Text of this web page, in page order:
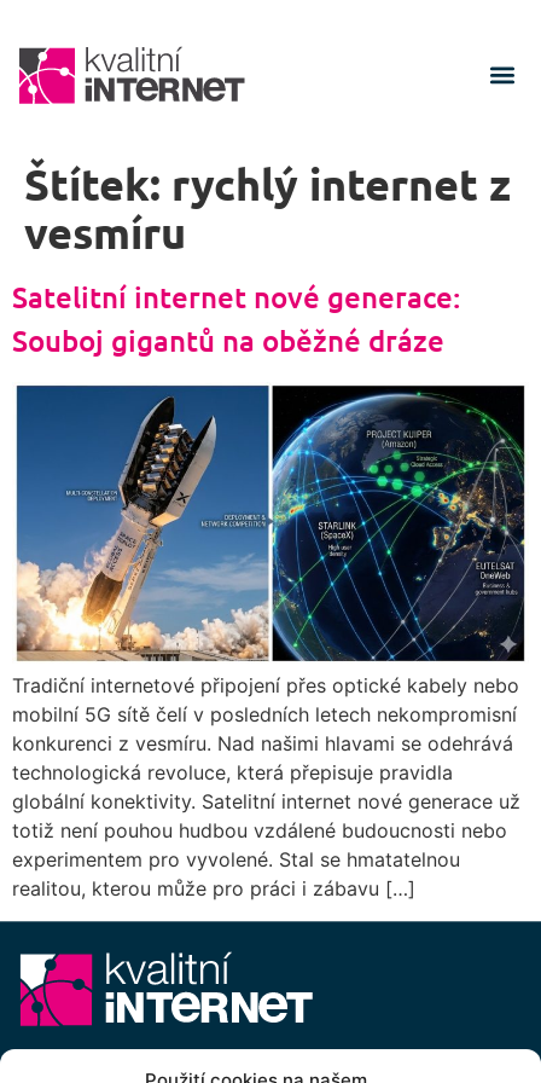
Štítek: rychlý internet z
vesmíru
Satelitní internet nové generace:
Souboj gigantů na oběžné dráze
Tradiční internetové připojení přes optické kabely nebo
mobilní 5G sítě čelí v posledních letech nekompromisní
konkurenci z vesmíru. Nad našimi hlavami se odehrává
technologická revoluce, která přepisuje pravidla
globální konektivity. Satelitní internet nové generace už
totiž není pouhou hudbou vzdálené budoucnosti nebo
experimentem pro vyvolené. Stal se hmatatelnou
realitou, kterou může pro práci i zábavu […]
info@kvalitni-internet.cz